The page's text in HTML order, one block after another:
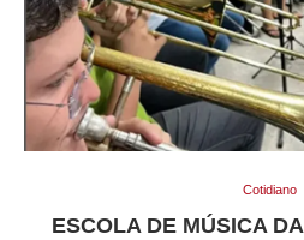
Cotidiano
ESCOLA DE MÚSICA